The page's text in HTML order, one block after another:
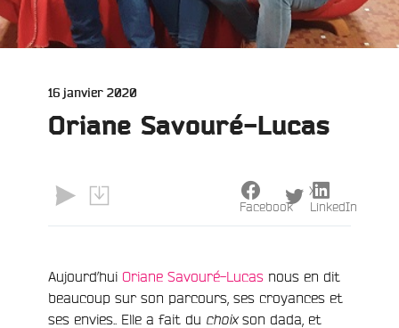
Publié
16 janvier 2020
Oriane Savouré-Lucas
Aujourd’hui Oriane Savouré-Lucas nous en dit
beaucoup sur son parcours, ses croyances et
ses envies.. Elle a fait du choixson dada, et
Facebook
X
LinkedIn